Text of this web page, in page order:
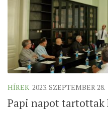
TÖRTÉNELEM
EGYHÁZI INTÉZMÉNYEINK
EGYHÁZMEGYEI LEVÉLTÁR
LELKIPÁSZTOROK
SZERZETESRENDEK
IN MEMORIAM
PLÉBÁNIÁK
HÍREK 2023. SZEPTEMBER 28.
Papi napot tartottak